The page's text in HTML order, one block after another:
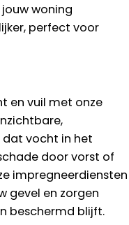
woning
perfect voor
en vuil met onze
vocht in het
door vorst of
impregneerdiensten
gevel en zorgen
beschermd blijft.